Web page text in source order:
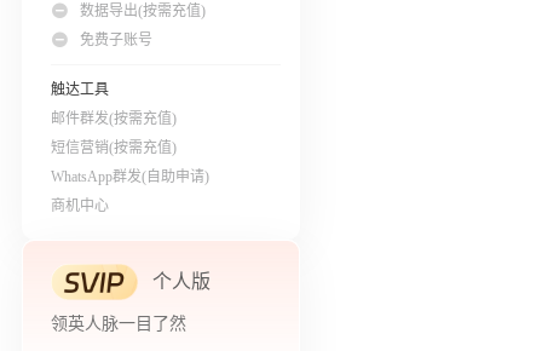
数据导出(按需充值)
免费子账号
触达工具
邮件群发(按需充值)
短信营销(按需充值)
WhatsApp群发(自助申请)
商机中心
个人版
领英人脉一目了然